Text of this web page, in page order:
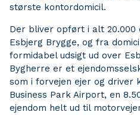
største kontordomicil.
Der bliver opført i alt 20.000
Esbjerg Brygge, og fra
formidabel udsigt ud over
Bygherre er et
som i forvejen ejer og driver
Business Park Airport, en
ejendom helt ud til